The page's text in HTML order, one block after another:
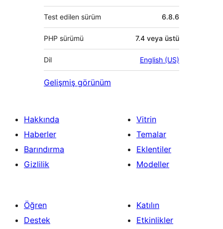
Test edilen sürüm 6.8.6
PHP sürümü 7.4 veya üstü
Dil English (US)
Gelişmiş görünüm
Hakkında
Haberler
Barındırma
Gizlilik
Vitrin
Temalar
Eklentiler
Modeller
Öğren
Destek
Katılın
Etkinlikler